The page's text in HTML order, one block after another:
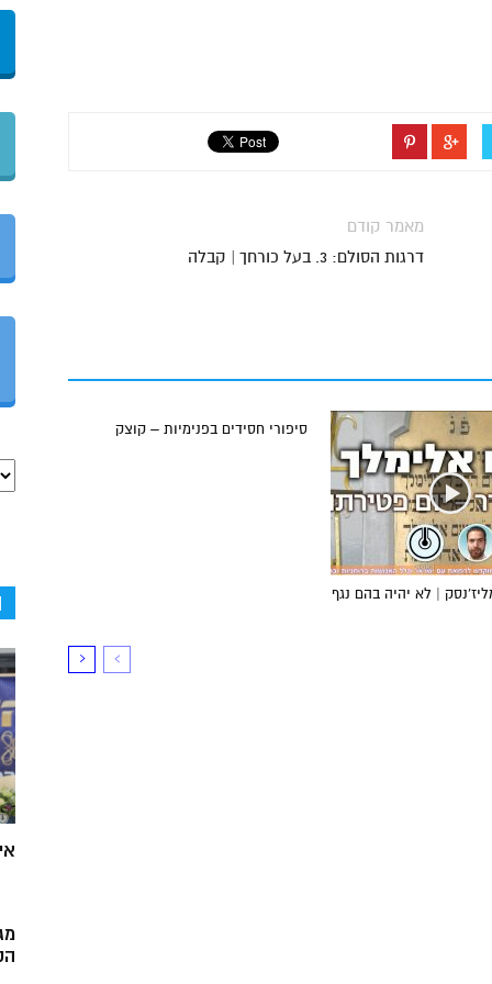
מאמר קודם
דרגות הסולם: 3. בעל כורחך | קבלה
סיפורי חסידים בפנימיות – קוצק
| לא יהיה בהם נגף